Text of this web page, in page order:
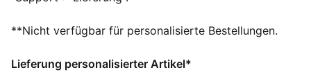
DETAILS
Kurze Ärmel
**Nicht verfügbar für personalisierte Bestellungen.
Lieferung personalisierter Artikel*